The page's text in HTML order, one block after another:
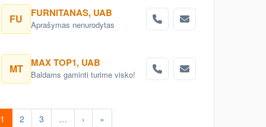
užsakymus. Čiužinių gamyba
pagal individualius poreikius
FU FURNITANAS, UAB
Aprašymas nenurodytas
MT MAX TOP1, UAB
Baldams gaminti turime visko!
1 2 3 … › »